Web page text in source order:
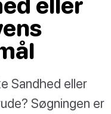
Sandhed eller
Søgningen er